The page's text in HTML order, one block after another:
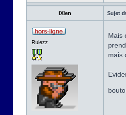
iXien Sujet
Rulezz
Mais
mais